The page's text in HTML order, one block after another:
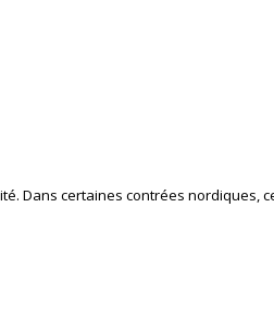
certaines contrées nordiques,